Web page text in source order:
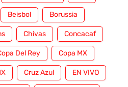
Beisbol Borussia
Chivas Concacaf
Del Rey Copa MX
Cruz Azul EN VIVO